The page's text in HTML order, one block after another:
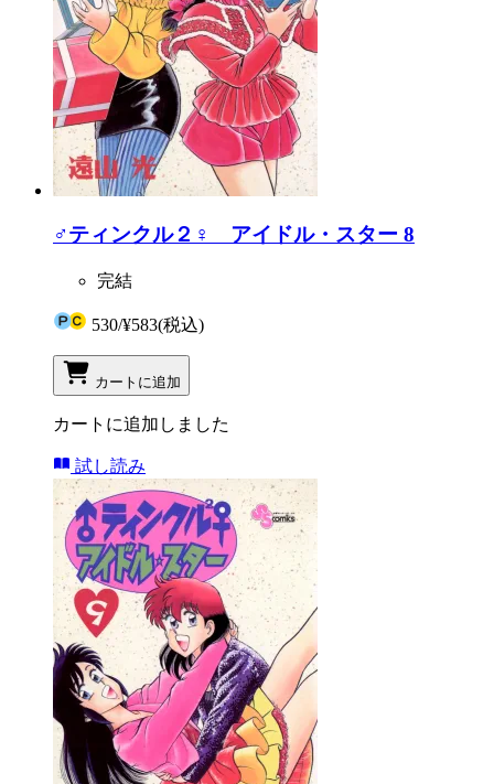
♂ティンクル２♀ アイドル・スター 8
完結
530/¥583(税込)
カートに追加
カートに追加しました
試し読み